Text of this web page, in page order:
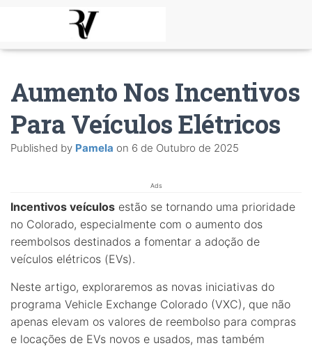
Aumento Nos Incentivos
Para Veículos Elétricos
Published by Pamela on 6 de Outubro de 2025
Ads
Incentivos veículos estão se tornando uma prioridade
no Colorado, especialmente com o aumento dos
reembolsos destinados a fomentar a adoção de
veículos elétricos (EVs).
Neste artigo, exploraremos as novas iniciativas do
programa Vehicle Exchange Colorado (VXC), que não
apenas elevam os valores de reembolso para compras
e locações de EVs novos e usados, mas também